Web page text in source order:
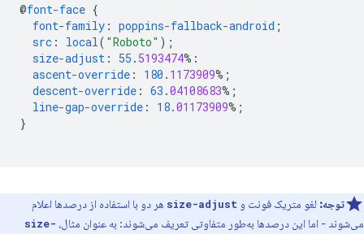
@font-face {
font-family : poppins-fallback-android ;
src : local ( "Roboto" );
size-adjust : 55 . 5193474%:
ascent-override : 180 . 1173909%;
descent-override : 63 .04108683%;
line-gap-override : 18.01173909%;
}
توجه: لغو متریک فونت و size-adjust هر دو با استفاده از درصدها اعلام
می‌شوند - اما این درصدها به‌طور متفاوتی تعریف می‌شوند: به عنوان مثال، size-